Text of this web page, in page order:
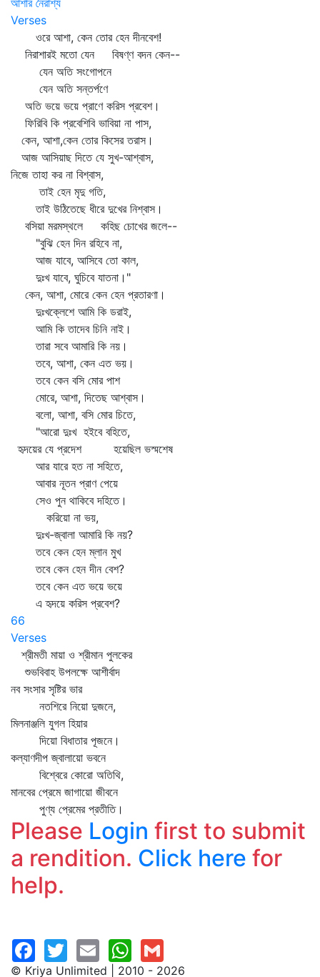
আশার নৈরাশ্য
Verses
ওরে আশা, কেন তোর হেন দীনবেশ!
নিরাশারই মতো যেন বিষণ্ণ বদন কেন--
যেন অতি সংগোপনে
যেন অতি সন্তর্পণে
অতি ভয়ে ভয়ে প্রাণে করিস প্রবেশ।
ফিরিবি কি প্রবেশিবি ভাবিয়া না পাস,
কেন, আশা,কেন তোর কিসের তরাস।
আজ আসিয়াছ দিতে যে সুখ-আশ্বাস,
নিজে তাহা কর না বিশ্বাস,
তাই হেন মৃদু গতি,
তাই উঠিতেছে ধীরে দুখের নিশ্বাস।
বসিয়া মরমস্থলে কহিছ চোখের জলে--
"বুঝি হেন দিন রহিবে না,
আজ যাবে, আসিবে তো কাল,
দুঃখ যাবে, ঘুচিবে যাতনা।"
কেন, আশা, মোরে কেন হেন প্রতারণা।
দুঃখক্লেশে আমি কি ডরাই,
আমি কি তাদেব চিনি নাই।
তারা সবে আমারি কি নয়।
তবে, আশা, কেন এত ভয়।
তবে কেন বসি মোর পাশ
মোরে, আশা, দিতেছ আশ্বাস।
বলো, আশা, বসি মোর চিতে,
"আরো দুঃখ হইবে বহিতে,
হৃদয়ের যে প্রদেশ হয়েছিল ভস্মশেষ
আর যারে হত না সহিতে,
আবার নূতন প্রাণ পেয়ে
সেও পুন থাকিবে দহিতে।
করিয়ো না ভয়,
দুঃখ-জ্বালা আমারি কি নয়?
তবে কেন হেন ম্লান মুখ
তবে কেন হেন দীন বেশ?
তবে কেন এত ভয়ে ভয়ে
এ হৃদয়ে করিস প্রবেশ?
66
Verses
শ্রীমতী মায়া ও শ্রীমান পুলকের
শুভবিবাহ উপলক্ষে আশীর্বাদ
নব সংসার সৃষ্টির ভার
নতশিরে নিয়ো দুজনে,
মিলনাঞ্জলি যুগল হিয়ার
দিয়ো বিধাতার পূজনে।
কল্যাণদীপ জ্বালায়ো ভবনে
বিশ্বেরে কোরো অতিথি,
মানবের প্রেমে জাগায়ো জীবনে
পুণ্য প্রেমের প্রতীতি।
Please Login first to submit
a rendition. Click here for
help.
© Kriya Unlimited | 2010 - 2026